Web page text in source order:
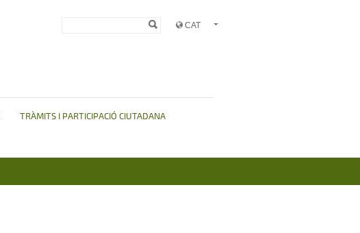
TRÀMITS I PARTICIPACIÓ CIUTADANA